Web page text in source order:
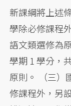
新課綱將上述
學除必修課程
語文類選修為
學期 1 學分，
原則。 （三）
修課程外，另